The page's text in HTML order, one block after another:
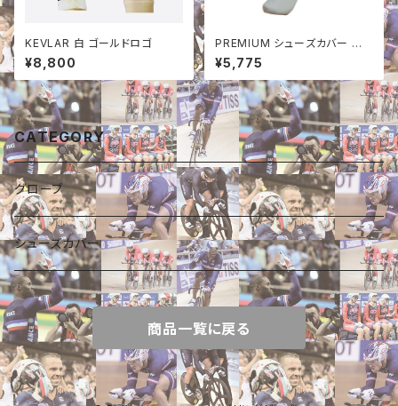
KEVLAR 白 ゴールドロゴ
¥8,800
PREMIUM シューズカバー WH
ITE
¥5,775
CATEGORY
グローブ
シューズカバー
商品一覧に戻る